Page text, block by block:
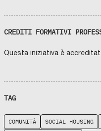
CREDITI FORMATIVI
Questa iniziativa è
TAG
COMUNITÀ SOCIAL HOUSING